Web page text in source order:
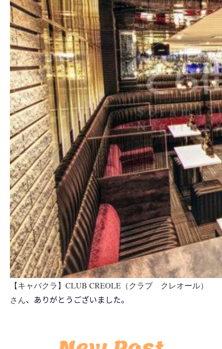
【キャバクラ】CLUB CREOLE（クラブ クレオール）
さん、ありがとうございました。